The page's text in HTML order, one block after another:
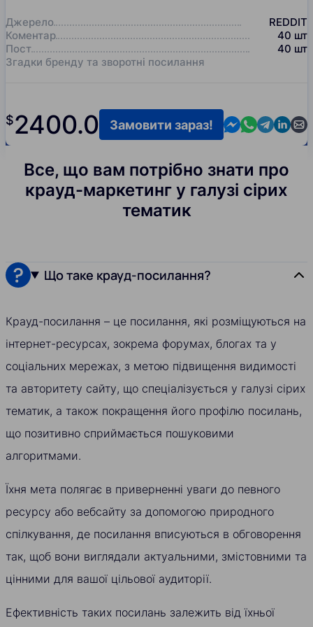
Джерело
REDDIT
Коментар
40 шт
Пост
40 шт
Згадки бренду та зворотні посилання
$2400.0 Contact us in
Contact us
Contact
Замовити зараз!
Все, що вам потрібно знати про
крауд-маркетинг у галузі сірих
тематик
Що таке крауд-посилання?
Крауд-посилання – це посилання, які розміщуються на
інтернет-ресурсах, зокрема форумах, блогах та у
соціальних мережах, з метою підвищення видимості
та авторитету сайту, що спеціалізується у галузі сірих
тематик, а також покращення його профілю посилань,
що позитивно сприймається пошуковими
алгоритмами.
Їхня мета полягає в приверненні уваги до певного
ресурсу або вебсайту за допомогою природного
спілкування, де посилання вписуються в обговорення
так, щоб вони виглядали актуальними, змістовними та
цінними для вашої цільової аудиторії.
Ефективність таких посилань залежить від їхньої